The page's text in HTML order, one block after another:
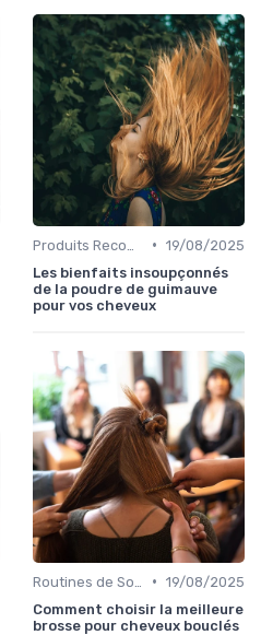
• 19/08/2025
Les bienfaits insoupçonnés
de la poudre de guimauve
pour vos cheveux
• 19/08/2025
Comment choisir la meilleure
brosse pour cheveux bouclés